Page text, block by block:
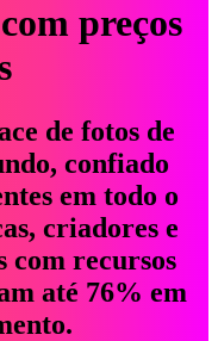
preços
de fotos de
confiado
em todo o
criadores e
com recursos
até 76% em